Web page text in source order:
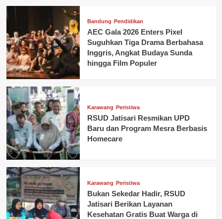
Bandung Pendidikan
AEC Gala 2026 Enters Pixel
Suguhkan Tiga Drama Berbahasa
Inggris, Angkat Budaya Sunda
hingga Film Populer
Karawang Peristiwa
RSUD Jatisari Resmikan UPD
Baru dan Program Mesra Berbasis
Homecare
Karawang Peristiwa
Bukan Sekedar Hadir, RSUD
Jatisari Berikan Layanan
Kesehatan Gratis Buat Warga di